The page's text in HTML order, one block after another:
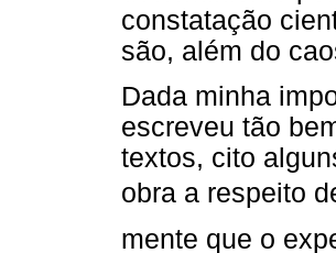
constatação
são, além do
Dada minha
escreveu tão
textos, cito
obra a respeito
mente que o